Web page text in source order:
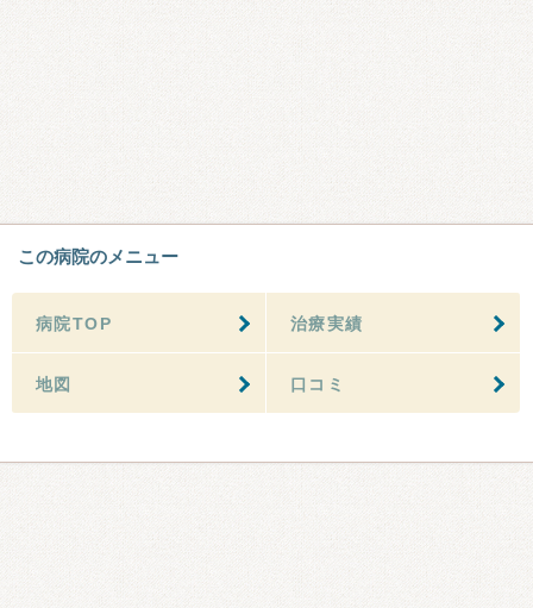
この病院のメニュー
病院TOP 治療実績
地図 口コミ